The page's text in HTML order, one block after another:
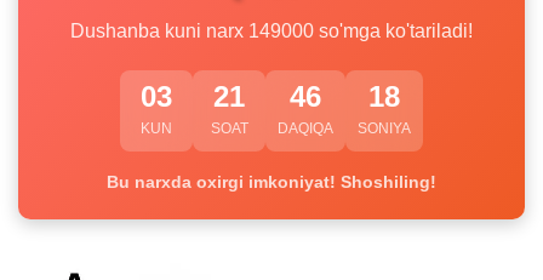
Dushanba kuni narx 149000 so'mga ko'tariladi!
03
KUN
21
SOAT
46
DAQIQA
18
SONIYA
Bu narxda oxirgi imkoniyat! Shoshiling!